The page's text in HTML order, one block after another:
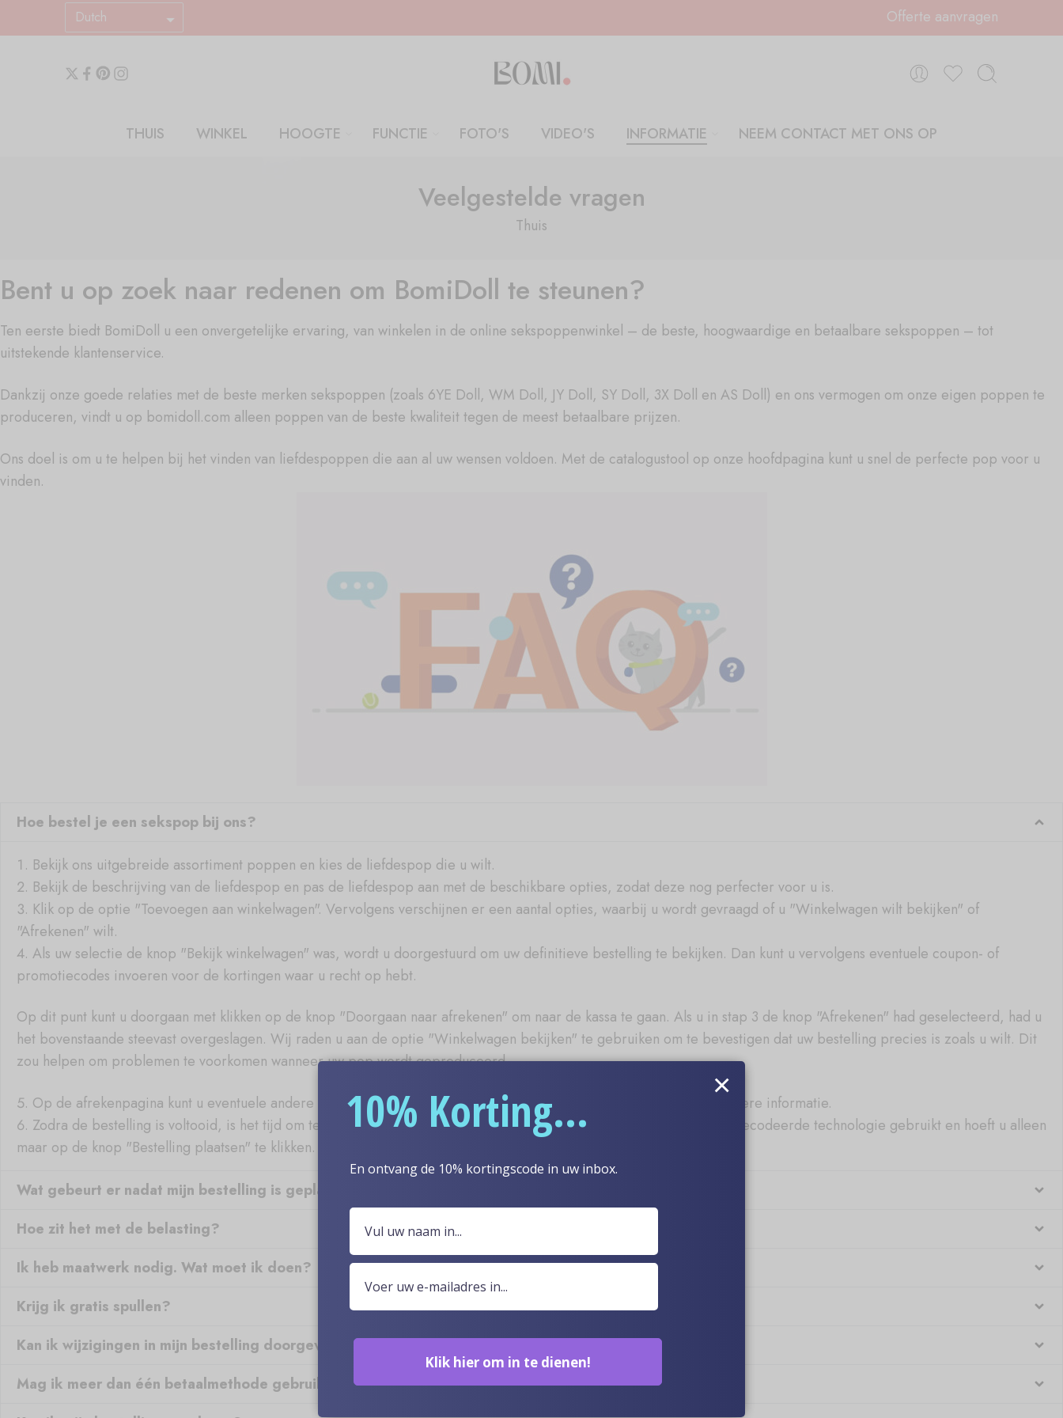
Dutch Offerte aanvragen
THUIS WINKEL HOOGTE FUNCTIE FOTO'S VIDEO'S INFORMATIE NEEM CONTACT MET ONS OP
Veelgestelde vragen
Thuis
Bent u op zoek naar redenen om BomiDoll te steunen?
Ten eerste biedt BomiDoll u een onvergetelijke ervaring, van winkelen in de online sekspoppenwinkel – de beste, hoogwaardige en betaalbare sekspoppen – tot
uitstekende klantenservice.
Dankzij onze goede relaties met de beste merken sekspoppen (zoals 6YE Doll, WM Doll, JY Doll, SY Doll, 3X Doll en AS Doll) en ons vermogen om onze eigen poppen te
produceren, vindt u op bomidoll.com alleen poppen van de beste kwaliteit tegen de meest betaalbare prijzen.
Ons doel is om u te helpen bij het vinden van liefdespoppen die aan al uw wensen voldoen. Met de catalogustool op onze hoofdpagina kunt u snel de perfecte pop voor u
vinden.
Hoe bestel je een sekspop bij ons?
Bekijk ons uitgebreide assortiment poppen en kies de liefdespop die u wilt.
Bekijk de beschrijving van de liefdespop en pas de liefdespop aan met de beschikbare opties, zodat deze nog perfecter voor u is.
Klik op de optie "Toevoegen aan winkelwagen". Vervolgens verschijnen er een aantal opties, waarbij u wordt gevraagd of u "Winkelwagen wilt bekijken" of
"Afrekenen" wilt.
Als uw selectie de knop "Bekijk winkelwagen" was, wordt u doorgestuurd om uw definitieve bestelling te bekijken. Dan kunt u vervolgens eventuele coupon- of
promotiecodes invoeren voor de kortingen waar u recht op hebt.
Op dit punt kunt u doorgaan met klikken op de knop "Doorgaan naar afrekenen" om naar de kassa te gaan. Als u in stap 3 de knop "Afrekenen" had geselecteerd, had u
het bovenstaande steevast overgeslagen. Wij raden u aan de optie "Winkelwagen bekijken" te gebruiken om te bevestigen dat uw bestelling precies is zoals u wilt. Dit
zou helpen om problemen te voorkomen wanneer uw pop wordt geproduceerd.
Op de afrekenpagina kunt u eventuele andere gegevens opgeven, zoals uw naam, e-mailadres, afleveradres en andere informatie.
Zodra de bestelling is voltooid, is het tijd om te betalen. Voor uw veiligheid en gemak van de transactie wordt SSL-gecodeerde technologie gebruikt en hoeft u alleen
maar op de knop "Bestelling plaatsen" te klikken.
Wat gebeurt er nadat mijn bestelling is geplaatst?
Hoe zit het met de belasting?
Ik heb maatwerk nodig. Wat moet ik doen?
Krijg ik gratis spullen?
Kan ik wijzigingen in mijn bestelling doorgeven?
Mag ik meer dan één betaalmethode gebruiken?
10% Korting...
En ontvang de 10% kortingscode in uw inbox.
Klik hier om in te dienen!
×